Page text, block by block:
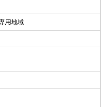
用地域